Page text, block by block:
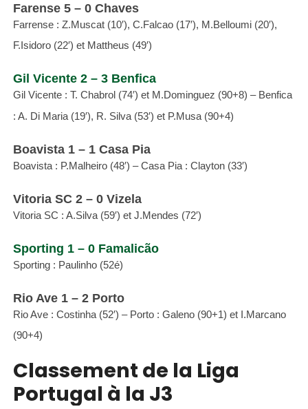
Farense 5 – 0 Chaves
Farrense : Z.Muscat (10′), C.Falcao (17′), M.Belloumi (20′),
F.Isidoro (22′) et Mattheus (49′)
Gil Vicente 2 – 3 Benfica
Gil Vicente : T. Chabrol (74′) et M.Dominguez (90+8) – Benfica
: A. Di Maria (19′), R. Silva (53′) et P.Musa (90+4)
Boavista 1 – 1 Casa Pia
Boavista : P.Malheiro (48′) – Casa Pia : Clayton (33′)
Vitoria SC 2 – 0 Vizela
Vitoria SC : A.Silva (59′) et J.Mendes (72′)
Sporting 1 – 0 Famalicão
Sporting : Paulinho (52é)
Rio Ave 1 – 2 Porto
Rio Ave : Costinha (52′) – Porto : Galeno (90+1) et I.Marcano
(90+4)
Classement de la Liga
Portugal à la J3